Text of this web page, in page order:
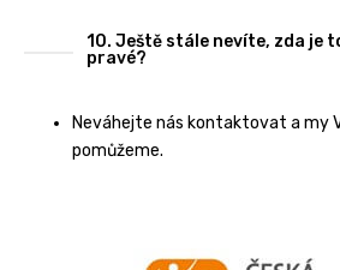
10. Ještě stále nevíte, zda je
pravé?
Neváhejte nás kontaktovat a my
pomůžeme.